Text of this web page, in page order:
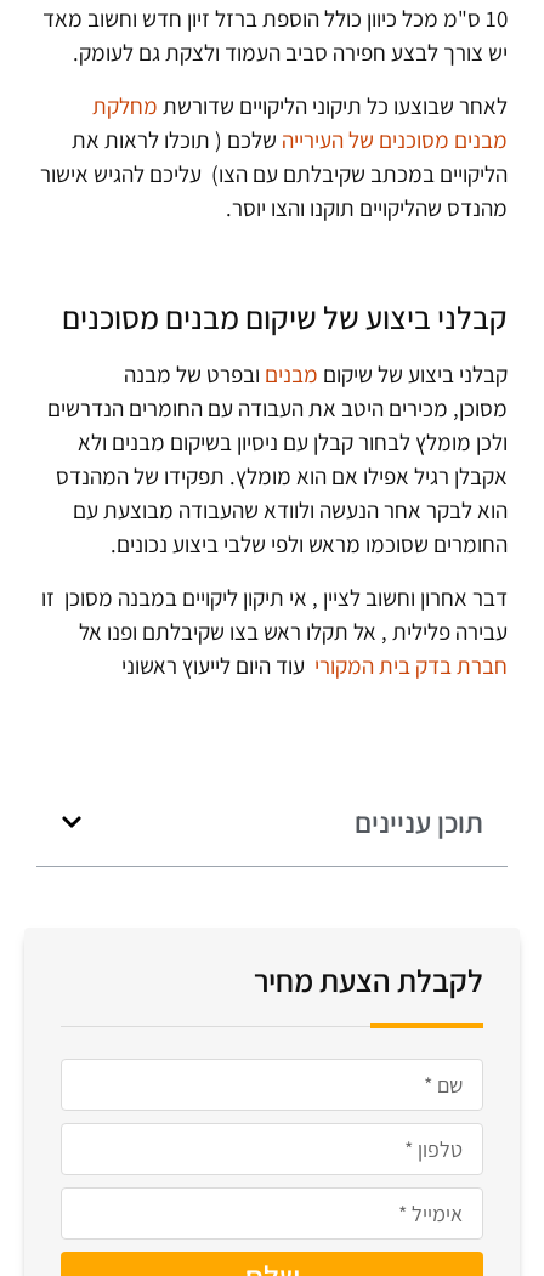
10 ס"מ מכל כיוון כולל הוספת ברזל זיון חדש וחשוב מאד
יש צורך לבצע חפירה סביב העמוד ולצקת גם לעומק.
לאחר שבוצעו כל תיקוני הליקויים שדורשתמחלקת
מבנים מסוכנים של העירייהשלכם ( תוכלו לראות את
הליקויים במכתב שקיבלתם עם הצו) עליכם להגיש אישור
מהנדס שהליקויים תוקנו והצו יוסר.
קבלני ביצוע של שיקום מבנים מסוכנים
קבלני ביצוע של שיקוםמבניםובפרט של מבנה
מסוכן, מכירים היטב את העבודה עם החומרים הנדרשים
ולכן מומלץ לבחור קבלן עם ניסיון בשיקום מבנים ולא
אקבלן רגיל אפילו אם הוא מומלץ. תפקידו של המהנדס
הוא לבקר אחר הנעשה ולוודא שהעבודה מבוצעת עם
החומרים שסוכמו מראש ולפי שלבי ביצוע נכונים.
דבר אחרון וחשוב לציין , אי תיקון ליקויים במבנה מסוכן זו
עבירה פלילית , אל תקלו ראש בצו שקיבלתם ופנו אל
חברת בדק בית המקוריעוד היום לייעוץ ראשוני
תוכן עניינים
לקבלת הצעת מחיר